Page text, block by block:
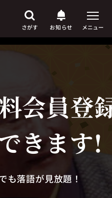
さがす お知らせ メニュー
会員登
きます!
も落語が見放題！